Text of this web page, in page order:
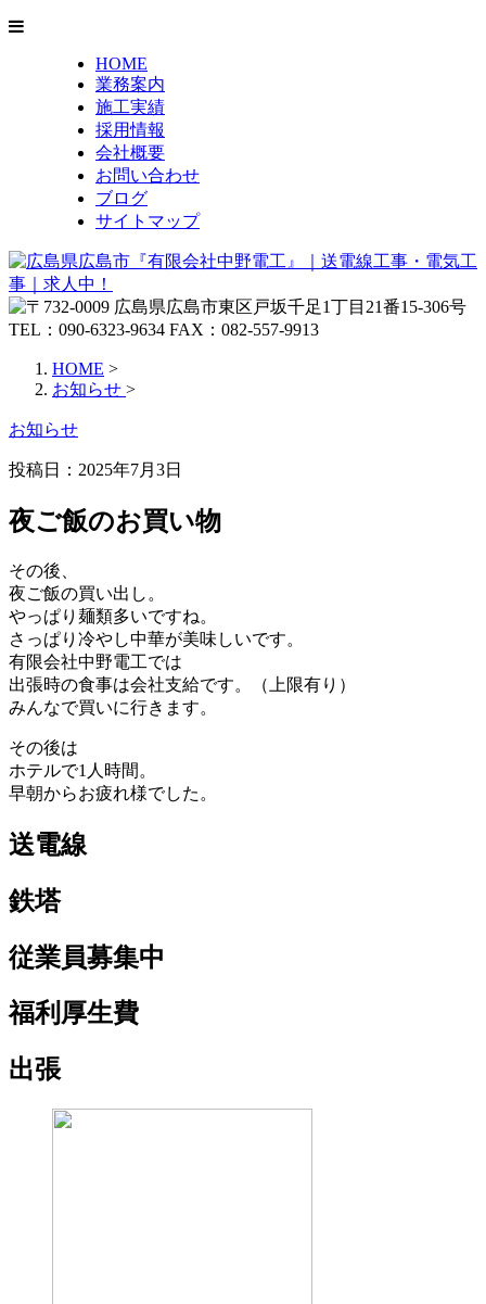
HOME
業務案内
施工実績
採用情報
会社概要
お問い合わせ
ブログ
サイトマップ
HOME >
お知らせ >
お知らせ
投稿日： 2025年7月3日
夜ご飯のお買い物
その後、
夜ご飯の買い出し。
やっぱり麺類多いですね。
さっぱり冷やし中華が美味しいです。
有限会社中野電工では
出張時の食事は会社支給です。（上限有り）
みんなで買いに行きます。
その後は
ホテルで1人時間。
早朝からお疲れ様でした。
送電線
鉄塔
従業員募集中
福利厚生費
出張